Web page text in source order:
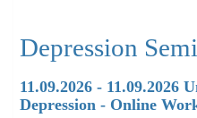
Depression
11.09.2026 - 11.09.2026
Depression - Online